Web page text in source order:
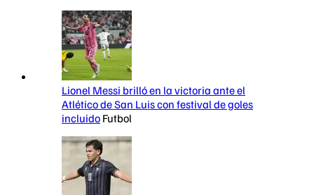
Lionel Messi brilló en la victoria ante el
Atlético de San Luis con festival de goles
incluido Futbol